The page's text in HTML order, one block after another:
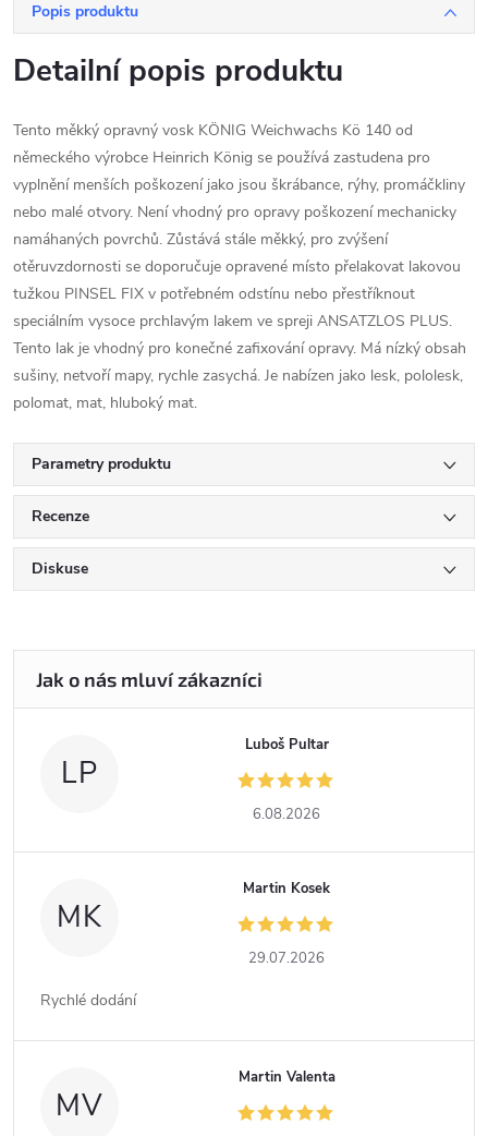
Popis produktu
Detailní popis produktu
Tento měkký opravný vosk KÖNIG Weichwachs Kö 140 od
německého výrobce Heinrich König se používá zastudena pro
vyplnění menších poškození jako jsou škrábance, rýhy, promáčkliny
nebo malé otvory. Není vhodný pro opravy poškození mechanicky
namáhaných povrchů. Zůstává stále měkký, pro zvýšení
otěruvzdornosti se doporučuje opravené místo přelakovat lakovou
tužkou PINSEL FIX v potřebném odstínu nebo přestříknout
speciálním vysoce prchlavým lakem ve spreji ANSATZLOS PLUS.
Tento lak je vhodný pro konečné zafixování opravy. Má nízký obsah
sušiny, netvoří mapy, rychle zasychá. Je nabízen jako lesk, pololesk,
polomat, mat, hluboký mat.
Parametry produktu
Recenze
Diskuse
LP
Luboš Pultar
6.08.2026
MK
Martin Kosek
29.07.2026
Rychlé dodání
MV
Martin Valenta